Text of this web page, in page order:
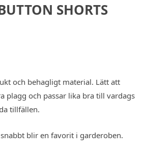
SHORTS
och behagligt material. Lätt att
plagg och passar lika bra till vardags
tillfällen.
blir en favorit i garderoben.